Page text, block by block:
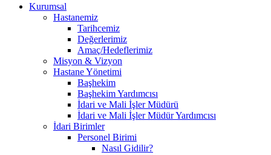
Kurumsal
Hastanemiz
Tarihcemiz
Değerlerimiz
Amaç/Hedeflerimiz
Misyon & Vizyon
Hastane Yönetimi
Başhekim
Başhekim Yardımcısı
İdari ve Mali İşler Müdürü
İdari ve Mali İşler Müdür Yardımcısı
İdari Birimler
Personel Birimi
Nasıl Gidilir?